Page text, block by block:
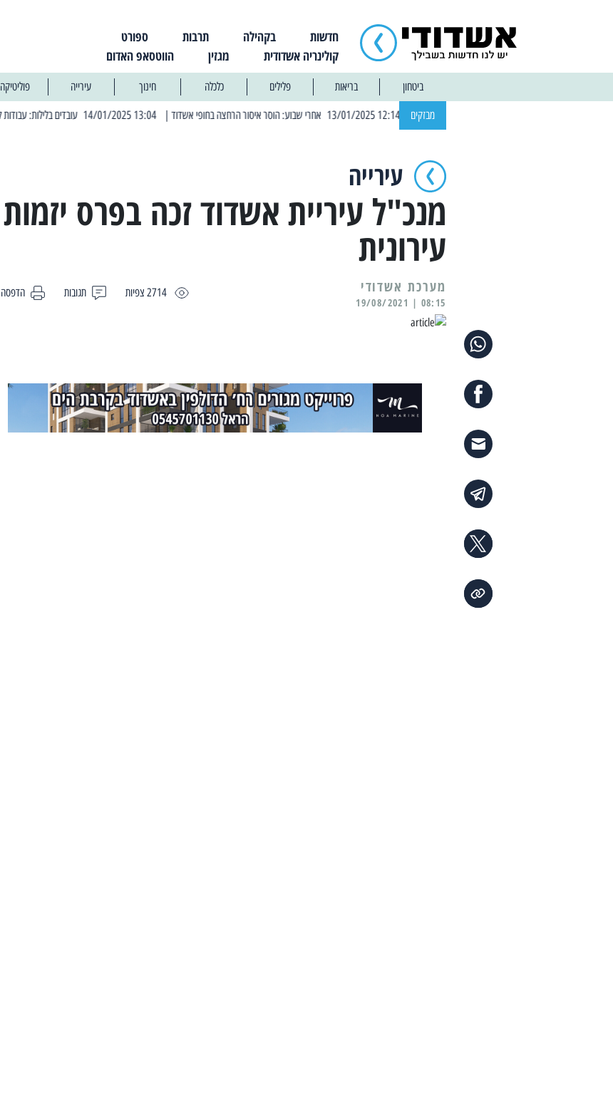
חדשות בקהילה תרבות
ספורט
קולינריה אשדודית
מגזין הווטסאפ האדום
ביטחון בריאות פלילים כלכלה חינוך עירייה פוליטיקה
מבזקים | 13:04 14/01/2025 עובדים בלילות: עבודות קרצוף וריבוד אספלט
עירייה
מנכ"ל עיריית אשדוד זכה בפרס יזמות
עירונית
2714 צפיות תגובות הדפסה מערכת אשדודי
08:15 | 19/08/2021